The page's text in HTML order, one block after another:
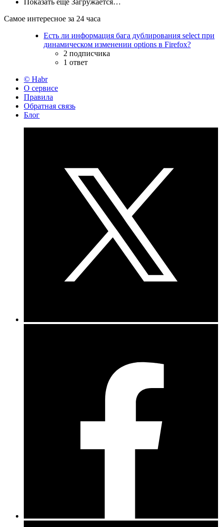
Показать ещё Загружается…
Самое интересное за 24 часа
Есть ли информация бага дублирования select при
динамическом изменении options в Firefox?
2 подписчика
1 ответ
© Habr
О сервисе
Правила
Обратная связь
Блог